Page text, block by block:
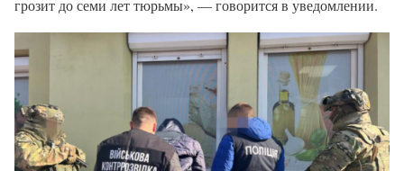
грозит до семи лет тюрьмы», — говорится в уведомлении.